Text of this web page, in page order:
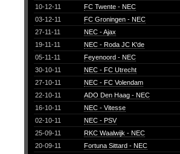
10-12-11
FC Twente - NEC
03-12-11
FC Groningen - NEC
27-11-11
NEC - Ajax
19-11-11
NEC - Roda JC K'de
05-11-11
Feyenoord - NEC
30-10-11
NEC - FC Utrecht
27-10-11
NEC - FC Volendam
22-10-11
ADO Den Haag - NEC
16-10-11
NEC - Vitesse
02-10-11
NEC - PSV
25-09-11
RKC Waalwijk - NEC
20-09-11
Fortuna Sittard - NEC